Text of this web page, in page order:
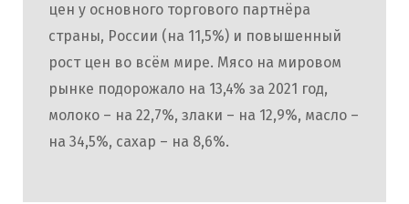
цен у основного торгового партнёра
страны, России (на 11,5%) и повышенный
рост цен во всём мире. Мясо на мировом
рынке подорожало на 13,4% за 2021 год,
молоко – на 22,7%, злаки – на 12,9%, масло –
на 34,5%, сахар – на 8,6%.